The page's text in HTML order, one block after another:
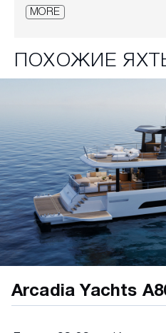
Кокпит - обеденная
8 стульев
Сдвижная
полированной
2 тумбы для
бокам
Потолочное
Тиковое покрытие на
2 розетки 220В
Кокпит - лаундж:
2 боковых дивана с
MORE
ПОХОЖИЕ
Arcadia Yachts